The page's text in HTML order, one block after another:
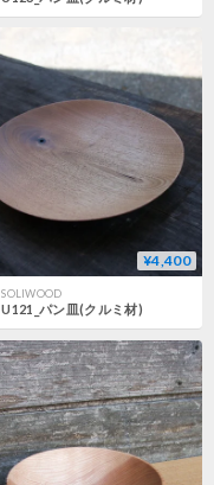
¥4,400
SOLIWOOD
U121_パン皿(クルミ材)